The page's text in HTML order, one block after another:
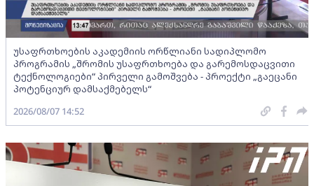
უსაფრთხოების აკადემიის ორწლიანი სადიპლომო
პროგრამის „შრომის უსაფრთხოება და გარემოსდაცვითი
ტექნოლოგიები“ პირველი გამოშვება - პროექტი „გაეცანი
პოტენციურ დამსაქმებელს“
2026/08/07 14:52